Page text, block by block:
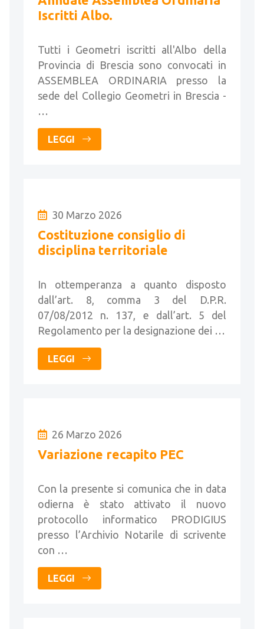
Iscritti Albo.
Tutti i Geometri iscritti all'Albo della
Provincia di Brescia sono convocati in
ASSEMBLEA ORDINARIA presso la
sede del Collegio Geometri in Brescia -
…
LEGGI
30 Marzo 2026
Costituzione consiglio di
disciplina territoriale
In ottemperanza a quanto disposto
dall’art. 8, comma 3 del D.P.R.
07/08/2012 n. 137, e dall’art. 5 del
Regolamento per la designazione dei …
LEGGI
26 Marzo 2026
Variazione recapito PEC
Con la presente si comunica che in data
odierna è stato attivato il nuovo
protocollo informatico PRODIGIUS
presso l’Archivio Notarile di scrivente
con …
LEGGI